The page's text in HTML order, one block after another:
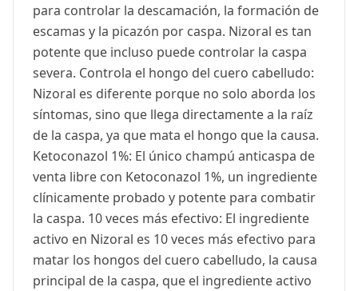
para controlar la descamación, la formación de
escamas y la picazón por caspa. Nizoral es tan
potente que incluso puede controlar la caspa
severa. Controla el hongo del cuero cabelludo:
Nizoral es diferente porque no solo aborda los
síntomas, sino que llega directamente a la raíz
de la caspa, ya que mata el hongo que la causa.
Ketoconazol 1%: El único champú anticaspa de
venta libre con Ketoconazol 1%, un ingrediente
clínicamente probado y potente para combatir
la caspa. 10 veces más efectivo: El ingrediente
activo en Nizoral es 10 veces más efectivo para
matar los hongos del cuero cabelludo, la causa
principal de la caspa, que el ingrediente activo